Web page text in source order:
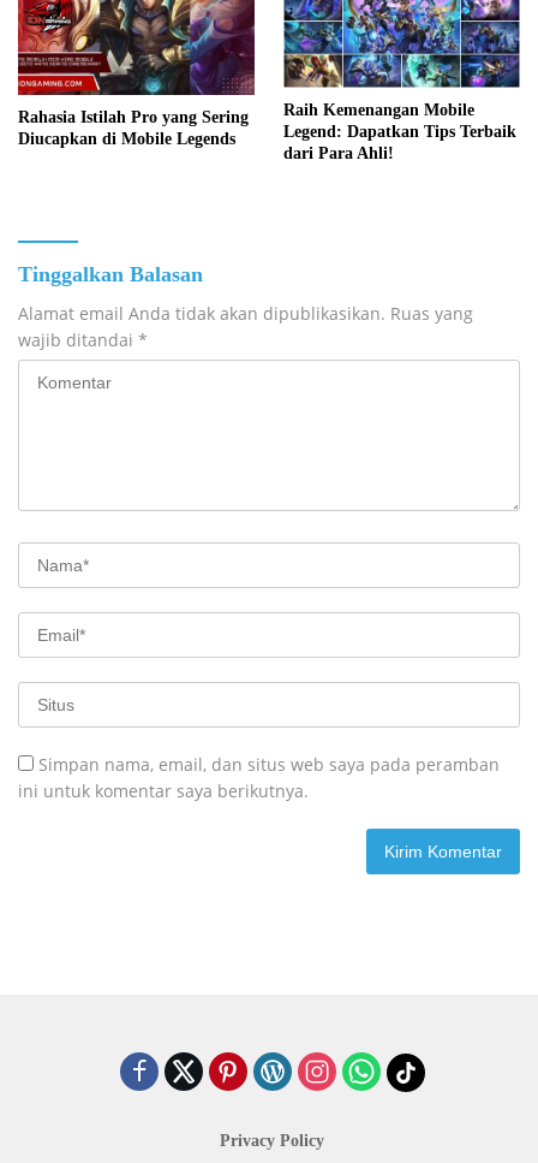
Rahasia Istilah Pro yang Sering
Diucapkan di Mobile Legends
Raih Kemenangan Mobile
Legend: Dapatkan Tips Terbaik
dari Para Ahli!
Tinggalkan Balasan
Alamat email Anda tidak akan dipublikasikan. Ruas yang
wajib ditandai *
Simpan nama, email, dan situs web saya pada peramban
ini untuk komentar saya berikutnya.
Privacy Policy